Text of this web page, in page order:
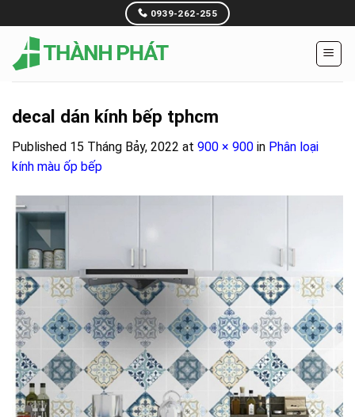
to
content
0939-262-255
decal dán kính bếp tphcm
Published 15 Tháng Bảy, 2022 at 900 × 900 in Phân loại
kính màu ốp bếp